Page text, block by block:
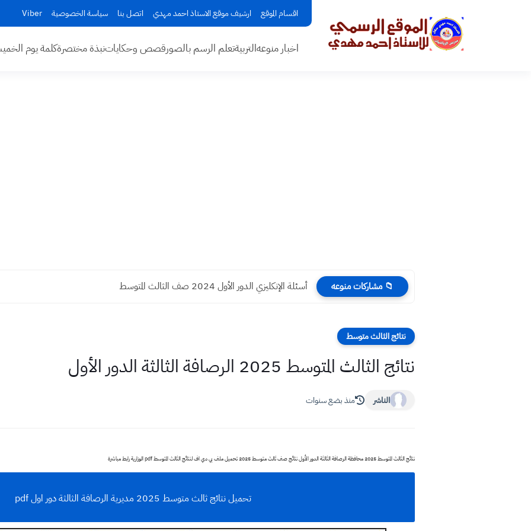
اقسام الموقع ارشيف موقع الاستاذ احمد مهدي اتصل بنا سياسة الخصوصية Viber
اخبار منوعهالتربيةتعلم الرسم بالصورقصص وحكاياتنبذة مختصرةكلمة يوم
📁 مشاركات منوعه أسئلة الإنكليزي الدور الأول 2024 صف الثالث المتوسط
نتائج الثالث متوسط
نتائج الثالث المتوسط 2025 الرصافة الثالثة الدور الأول
الناشر منذ بضع سنوات
نتائج الثالث المتوسط 2025 محافظة الرصافة الثالثة الدور الأول نتائج صف ثالث متوسط 2025 تحميل ملف بي دي اف لنتائج الثالث المتوسط pdf الوزارية رابط مباشرة
تحميل نتائج ثالث متوسط 2025 مديرية الرصافة الثالثة دور اول pdf